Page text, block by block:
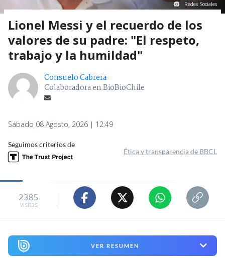
Redes Sociales
Lionel Messi y el recuerdo de los
valores de su padre: "El respeto,
trabajo y la humildad"
Consuelo Cabrera
Colaboradora en BioBioChile
Sábado 08 Agosto, 2026 | 12:49
Seguimos criterios de
Ética y transparencia de BBCL
2385
visitas
VER RESUMEN